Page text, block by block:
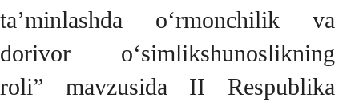
taʼminlashda o‘rmonchilik va
dorivor o‘simlikshunoslikning
roli” mavzusida II Respublika